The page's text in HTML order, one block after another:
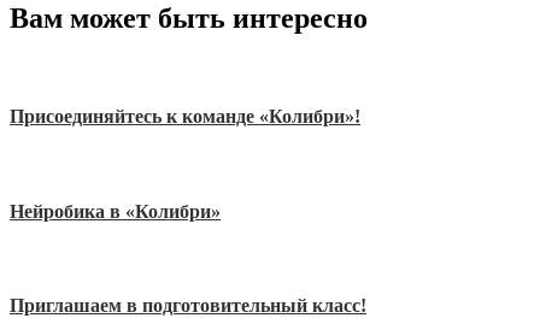
Вам может быть интересно
Присоединяйтесь к команде «Колибри»!
Нейробика в «Колибри»
Приглашаем в подготовительный класс!